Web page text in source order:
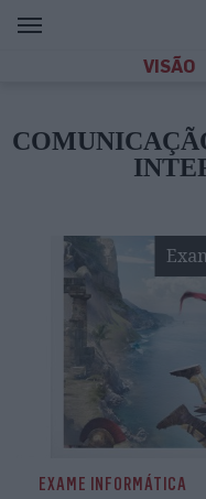
VISÃO
EXAME INFORMÁTICA